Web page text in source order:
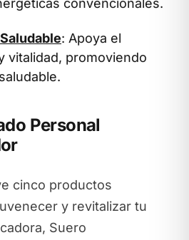
: Apoya el
vitalidad, promoviendo
Personal
cinco productos
y revitalizar tu
Suero